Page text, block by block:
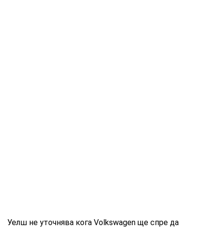
Уелш не уточнява кога Volkswagen ще спре да